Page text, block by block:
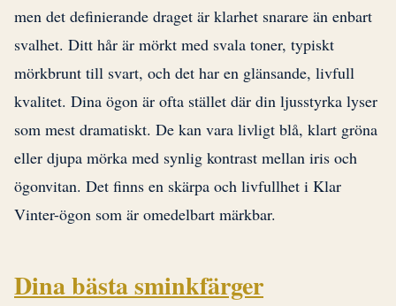
men det definierande draget är klarhet snarare än enbart
svalhet. Ditt hår är mörkt med svala toner, typiskt
mörkbrunt till svart, och det har en glänsande, livfull
kvalitet. Dina ögon är ofta stället där din ljusstyrka lyser
som mest dramatiskt. De kan vara livligt blå, klart gröna
eller djupa mörka med synlig kontrast mellan iris och
ögonvitan. Det finns en skärpa och livfullhet i Klar
Vinter-ögon som är omedelbart märkbar.
Dina bästa sminkfärger